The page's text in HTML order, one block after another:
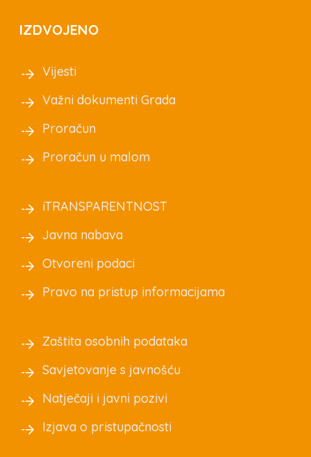
IZDVOJENO
Vijesti
Važni dokumenti Grada
Proračun
Proračun u malom
iTRANSPARENTNOST
Javna nabava
Otvoreni podaci
Pravo na pristup informacijama
Zaštita osobnih podataka
Savjetovanje s javnošću
Natječaji i javni pozivi
Izjava o pristupačnosti